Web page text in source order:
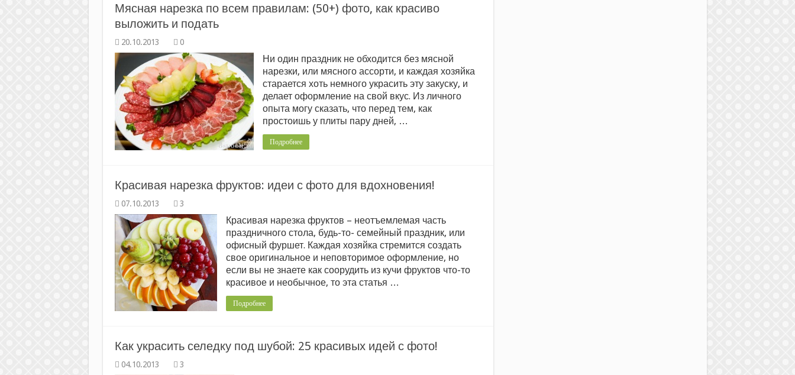
Мясная нарезка по всем правилам: (50+) фото, как красиво
выложить и подать
0
Ни один праздник не обходится без мясной
нарезки, или мясного ассорти, и каждая хозяйка
старается хоть немного украсить эту закуску, и
делает оформление на свой вкус. Из личного
опыта могу сказать, что перед тем, как
простоишь у плиты пару дней, …
Подробнее
Красивая нарезка фруктов: идеи с фото для вдохновения!
3
Красивая нарезка фруктов – неотъемлемая часть
праздничного стола, будь-то- семейный праздник, или
офисный фуршет. Каждая хозяйка стремится создать
свое оригинальное и неповторимое оформление, но
если вы не знаете как соорудить из кучи фруктов что-то
красивое и необычное, то эта статья …
Подробнее
Как украсить селедку под шубой: 25 красивых идей с фото!
3